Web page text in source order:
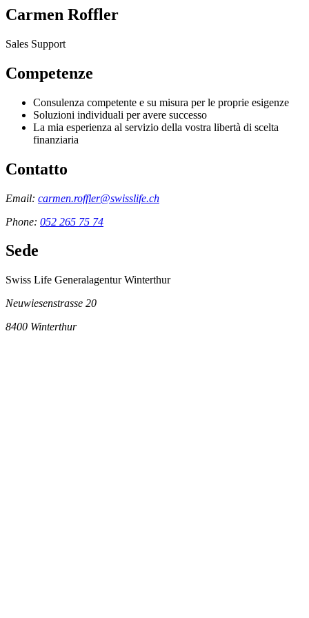
Carmen Roffler
Sales Support
Competenze
Consulenza competente e su misura per le proprie esigenze
Soluzioni individuali per avere successo
La mia esperienza al servizio della vostra libertà di scelta
finanziaria
Contatto
Email: carmen.roffler@swisslife.ch
Phone: 052 265 75 74
Sede
Swiss Life Generalagentur Winterthur
Neuwiesenstrasse 20
8400 Winterthur